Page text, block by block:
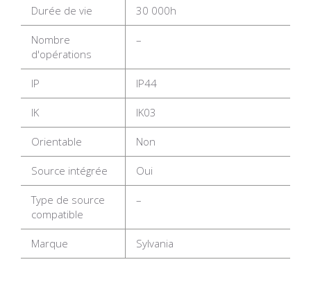
Durée de vie 30 000h
Nombre
d'opérations
–
IP IP44
IK IK03
Orientable Non
Source intégrée Oui
Type de source
compatible
–
Marque Sylvania